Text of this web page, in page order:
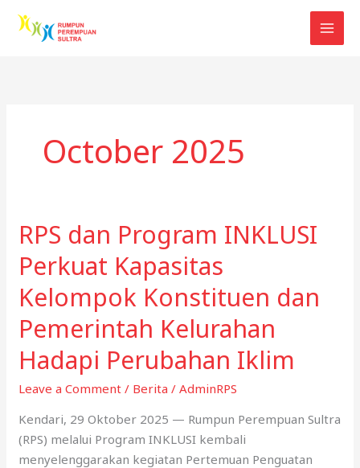
October 2025
RPS dan Program INKLUSI
Perkuat Kapasitas
Kelompok Konstituen dan
Pemerintah Kelurahan
Hadapi Perubahan Iklim
Leave a Comment / Berita /AdminRPS
Kendari, 29 Oktober 2025 — Rumpun Perempuan Sultra
(RPS) melalui Program INKLUSI kembali
menyelenggarakan kegiatan Pertemuan Penguatan